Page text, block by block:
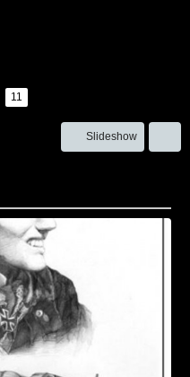
11
Slideshow